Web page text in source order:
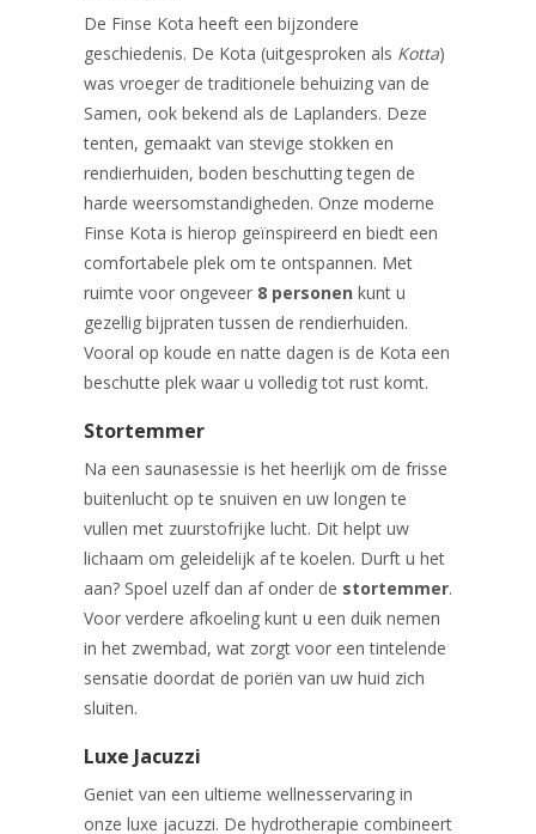
De Finse Kota heeft een bijzondere
geschiedenis. De Kota (uitgesproken als Kotta)
was vroeger de traditionele behuizing van de
Samen, ook bekend als de Laplanders. Deze
tenten, gemaakt van stevige stokken en
rendierhuiden, boden beschutting tegen de
harde weersomstandigheden. Onze moderne
Finse Kota is hierop geïnspireerd en biedt een
comfortabele plek om te ontspannen. Met
ruimte voor ongeveer 8 personen kunt u
gezellig bijpraten tussen de rendierhuiden.
Vooral op koude en natte dagen is de Kota een
beschutte plek waar u volledig tot rust komt.
Stortemmer
Na een saunasessie is het heerlijk om de frisse
buitenlucht op te snuiven en uw longen te
vullen met zuurstofrijke lucht. Dit helpt uw
lichaam om geleidelijk af te koelen. Durft u het
aan? Spoel uzelf dan af onder de stortemmer.
Voor verdere afkoeling kunt u een duik nemen
in het zwembad, wat zorgt voor een tintelende
sensatie doordat de poriën van uw huid zich
sluiten.
Luxe Jacuzzi
Geniet van een ultieme wellnesservaring in
onze luxe jacuzzi. De hydrotherapie combineert